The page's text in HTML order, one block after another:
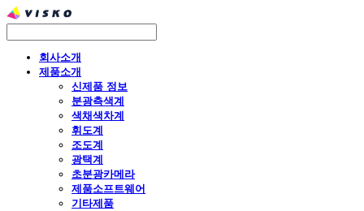
회사소개
제품소개
신제품 정보
분광측색계
색채색차계
휘도계
조도계
광택계
초분광카메라
제품소프트웨어
기타제품